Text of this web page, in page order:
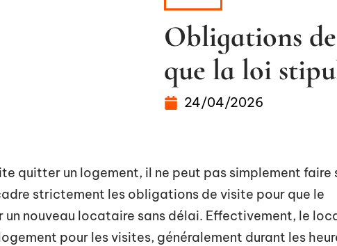
Obligations
que la loi
24/04/2026
quitter un logement, il ne peut pas simplement faire
strictement les obligations de visite pour que le
nouveau locataire sans délai. Effectivement, le
pour les visites, généralement durant les